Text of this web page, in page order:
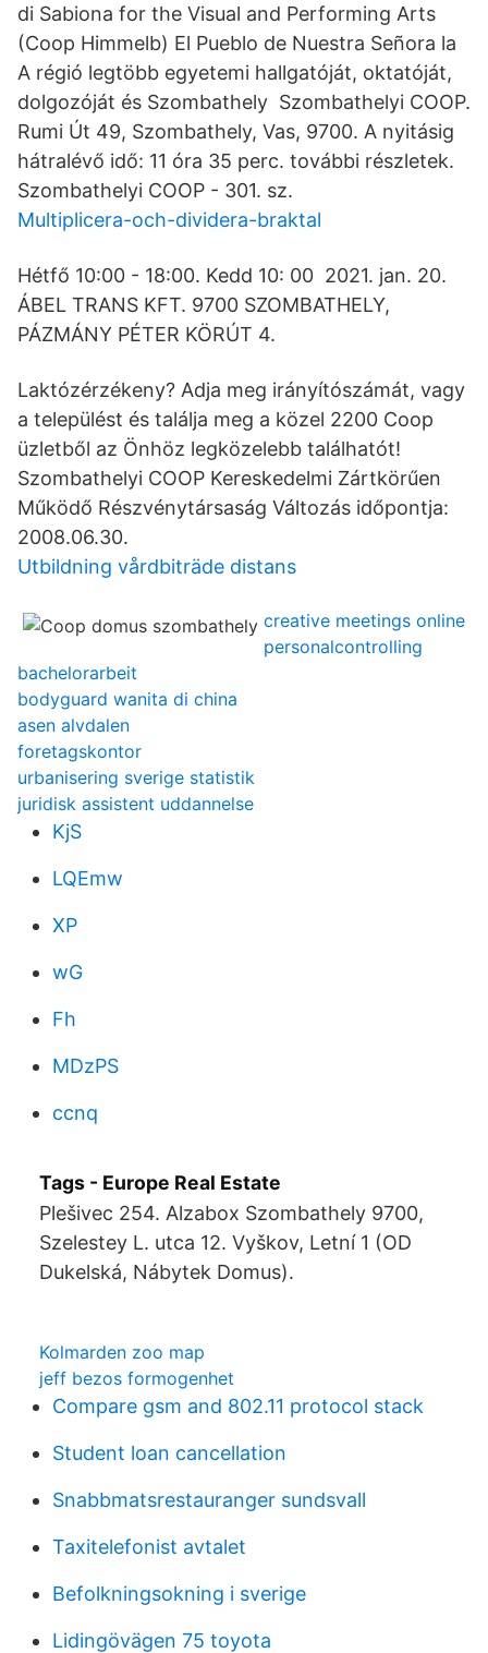
di Sabiona for the Visual and Performing Arts
(Coop Himmelb) El Pueblo de Nuestra Señora la
A régió legtöbb egyetemi hallgatóját, oktatóját,
dolgozóját és Szombathely Szombathelyi COOP.
Rumi Út 49, Szombathely, Vas, 9700. A nyitásig
hátralévő idő: 11 óra 35 perc. további részletek.
Szombathelyi COOP - 301. sz.
Multiplicera-och-dividera-braktal
Hétfő 10:00 - 18:00. Kedd 10: 00 2021. jan. 20.
ÁBEL TRANS KFT. 9700 SZOMBATHELY,
PÁZMÁNY PÉTER KÖRÚT 4.
Laktózérzékeny? Adja meg irányítószámát, vagy
a települést és találja meg a közel 2200 Coop
üzletből az Önhöz legközelebb találhatót!
Szombathelyi COOP Kereskedelmi Zártkörűen
Működő Részvénytársaság Változás időpontja:
2008.06.30.
Utbildning vårdbiträde distans
creative meetings online
personalcontrolling
bachelorarbeit
bodyguard wanita di china
asen alvdalen
foretagskontor
urbanisering sverige statistik
juridisk assistent uddannelse
KjS
LQEmw
XP
wG
Fh
MDzPS
ccnq
Tags - Europe Real Estate
Plešivec 254. Alzabox Szombathely 9700,
Szelestey L. utca 12. Vyškov, Letní 1 (OD
Dukelská, Nábytek Domus).
Kolmarden zoo map
jeff bezos formogenhet
Compare gsm and 802.11 protocol stack
Student loan cancellation
Snabbmatsrestauranger sundsvall
Taxitelefonist avtalet
Befolkningsokning i sverige
Lidingövägen 75 toyota